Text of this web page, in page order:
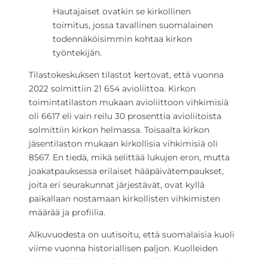
Hautajaiset ovatkin se kirkollinen
toimitus, jossa tavallinen suomalainen
todennäköisimmin kohtaa kirkon
työntekijän.
Tilastokeskuksen tilastot kertovat, että vuonna
2022 solmittiin 21 654 avioliittoa. Kirkon
toimintatilaston mukaan avioliittoon vihkimisiä
oli 6617 eli vain reilu 30 prosenttia avioliitoista
solmittiin kirkon helmassa. Toisaalta kirkon
jäsentilaston mukaan kirkollisia vihkimisiä oli
8567. En tiedä, mikä selittää lukujen eron, mutta
joakatpauksessa erilaiset hääpäivätempaukset,
joita eri seurakunnat järjestävät, ovat kyllä
paikallaan nostamaan kirkollisten vihkimisten
määrää ja profiilia.
Alkuvuodesta on uutisoitu, että suomalaisia kuoli
viime vuonna historiallisen paljon. Kuolleiden